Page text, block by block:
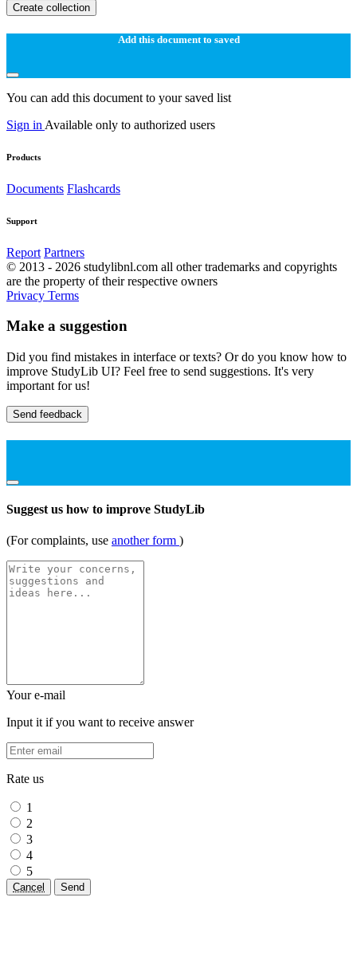
Create collection
Add this document to saved
You can add this document to your saved list
Sign in Available only to authorized users
Products
Documents Flashcards
Support
Report Partners
© 2013 - 2026 studylibnl.com all other trademarks and copyrights
are the property of their respective owners
Privacy Terms
Make a suggestion
Did you find mistakes in interface or texts? Or do you know how to
improve StudyLib UI? Feel free to send suggestions. It's very
important for us!
Send feedback
Suggest us how to improve StudyLib
(For complaints, use another form )
Your e-mail
Input it if you want to receive answer
Rate us
1
2
3
4
5
Cancel Send